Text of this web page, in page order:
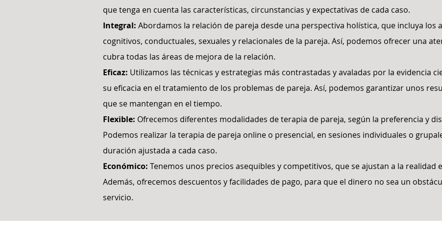
que tenga en cuenta las características, circunstancias y expectativas de cada caso.
Integral: Abordamos la relación de pareja desde una perspectiva holística, que incluya los
cognitivos, conductuales, sexuales y relacionales de la pareja. Así, podemos ofrecer una
cubra todas las áreas de mejora de la relación.
Eficaz: Utilizamos las técnicas y estrategias más contrastadas y avaladas por la evidencia
su eficacia en el tratamiento de los problemas de pareja. Así, podemos garantizar unos
que se mantengan en el tiempo.
Flexible: Ofrecemos diferentes modalidades de terapia de pareja, según la preferencia y
Podemos realizar la terapia de pareja online o presencial, en sesiones individuales o
duración ajustada a cada caso.
Económico: Tenemos unos precios asequibles y competitivos, que se ajustan a la realidad
Además, ofrecemos descuentos y facilidades de pago, para que el dinero no sea un
servicio.